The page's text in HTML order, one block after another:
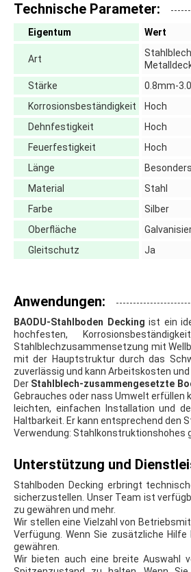
Technische Parameter:
Eigentum Wert
Art
Stärke
0.8mm-
Korrosionsbeständigkeit
Hoch
Dehnfestigkeit
Hoch
Feuerfestigkeit
Hoch
Länge
Material
Stahl
Farbe
Silber
Oberfläche
Gleitschutz
Ja
Anwendungen:
BAODU-Stahlboden Decking ist ein
hochfesten,
Stahlblechzusammensetzung mit
mit der Hauptstruktur durch das
zuverlässig und kann Arbeitskosten und
Der Stahlblech-zusammengesetzte
Gebrauches oder nass Umwelt erfüllen
leichten, einfachen Installation und
Haltbarkeit. Er kann entsprechend den
Verwendung: Stahlkonstruktionshohes
Unterstützung und
Stahlboden Decking erbringt
sicherzustellen. Unser Team ist
zu gewähren und mehr.
Wir stellen eine Vielzahl von
Verfügung. Wenn Sie zusätzliche
gewähren.
Wir bieten auch eine breite Auswahl